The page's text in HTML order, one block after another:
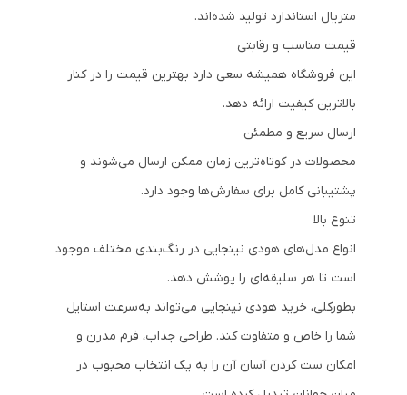
متریال استاندارد تولید شده‌اند.
قیمت مناسب و رقابتی
این فروشگاه همیشه سعی دارد بهترین قیمت را در کنار
بالاترین کیفیت ارائه دهد.
ارسال سریع و مطمئن
محصولات در کوتاه‌ترین زمان ممکن ارسال می‌شوند و
پشتیبانی کامل برای سفارش‌ها وجود دارد.
تنوع بالا
انواع مدل‌های هودی نینجایی در رنگ‌بندی مختلف موجود
است تا هر سلیقه‌ای را پوشش دهد.
بطورکلی، خرید هودی نینجایی می‌تواند به‌سرعت استایل
شما را خاص و متفاوت کند. طراحی جذاب، فرم مدرن و
امکان ست کردن آسان آن را به یک انتخاب محبوب در